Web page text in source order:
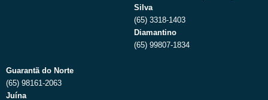
Silva
(65) 3318-1403
Diamantino
(65) 99807-1834
Guarantã do Norte
(65) 98161-2063
Juína